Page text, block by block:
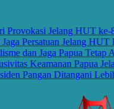
Jelang HUT ke-81
Persatuan Jelang HUT Ke-
Jaga Papua Tetap
Keamanan Papua
Pangan Ditangani Lebih